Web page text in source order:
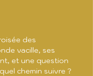
des
vacille, ses
et une question
chemin suivre ?